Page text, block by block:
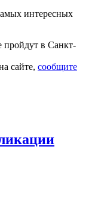
интересных
пройдут в Санкт-
сайте, сообщите